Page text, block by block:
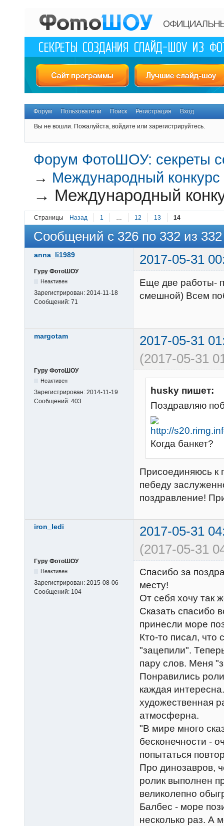
Форум Пользователи Поиск Регистрация Вход
Вы не вошли. Пожалуйста, войдите или зарегистрируйтесь.
Форум ФотоШОУ: секреты
→ Международный
→ Международный
Страницы Назад 1 … 12 13 14
Сообщений с 326 по 332 из 332
anna_li1989 2017-05-31
Гуру ФотоШОУ
Неактивен
Зарегистрирован: 2014-11-18
Сообщений: 71
Еще две работы-
смешной) Всем
margotam
2017-05-31
(2017-05-31
Гуру ФотоШОУ
Неактивен
Зарегистрирован: 2014-11-19
Сообщений: 403
husky пишет:
Поздравляю
Когда банкет?
Присоединяюсь к
пебеду
поздравление!
iron_ledi
2017-05-31
(2017-05-31
Гуру ФотоШОУ
Неактивен
Зарегистрирован: 2015-08-06
Сообщений: 104
Спасибо за
месту!
От себя хочу так
Сказать спасибо
принесли море
Кто-то писал, что
"зацепили".
пару слов. Меня
Понравились
каждая
художественная
атмосферна.
"В мире много
бесконечности -
попытаться
Про динозавров,
ролик выполнен
великолепно
Балбес - море
несколько раз. А